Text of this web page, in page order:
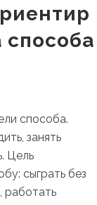
способа.
занять
Цель
сыграть без
работать